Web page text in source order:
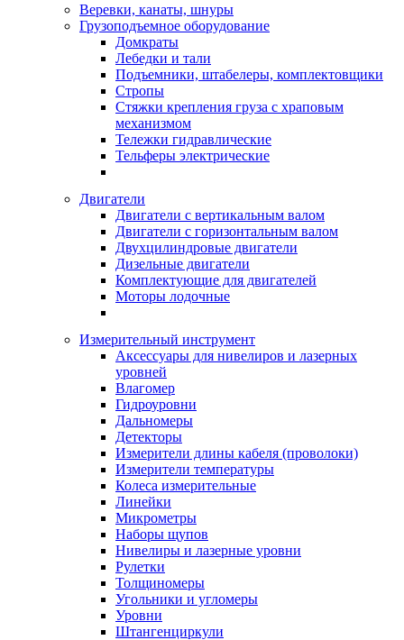
Веревки, канаты, шнуры
Грузоподъемное оборудование
Домкраты
Лебедки и тали
Подъемники, штабелеры, комплектовщики
Стропы
Стяжки крепления груза с храповым
механизмом
Тележки гидравлические
Тельферы электрические
Двигатели
Двигатели с вертикальным валом
Двигатели с горизонтальным валом
Двухцилиндровые двигатели
Дизельные двигатели
Комплектующие для двигателей
Моторы лодочные
Измерительный инструмент
Аксессуары для нивелиров и лазерных
уровней
Влагомер
Гидроуровни
Дальномеры
Детекторы
Измерители длины кабеля (проволоки)
Измерители температуры
Колеса измерительные
Линейки
Микрометры
Наборы щупов
Нивелиры и лазерные уровни
Рулетки
Толщиномеры
Угольники и угломеры
Уровни
Штангенциркули